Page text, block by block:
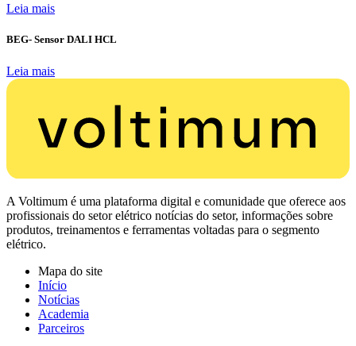
Leia mais
BEG- Sensor DALI HCL
Leia mais
A Voltimum é uma plataforma digital e comunidade que oferece aos
profissionais do setor elétrico notícias do setor, informações sobre
produtos, treinamentos e ferramentas voltadas para o segmento
elétrico.
Mapa do site
Início
Notícias
Academia
Parceiros